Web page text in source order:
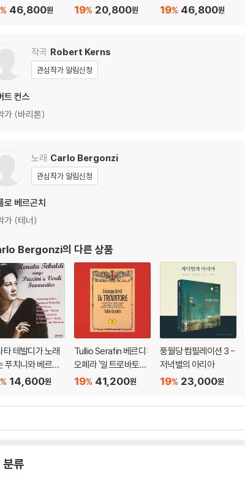
` (Verdi: Opera `
46,800원
%
으로 연주하는 이탈리
Horn by Puccini, Ver
di, Rossini and other
s)
20,800원
19%
(Verdi: Opera `Macb
46,800원
19%
작곡 Robert Kerns
관심작가 알림신청
트 컨스
가 (바리톤)
노래 Carlo Bergonzi
관심작가 알림신청
로 베르곤치
가 (테너)
Bergonzi의 다른 상품
타 테발디가 노래
푸치니와 베르디
면 (Renata Teba
Favourites)
14,600원
%
Tullio Serafin 베르디:
오페라 '일 트로바토레'
(Verdi: Il Trovatore)
41,200원
19%
풍월당 컴필레이션 3 -
저녁별의 아리아
23,000원
19%
분류